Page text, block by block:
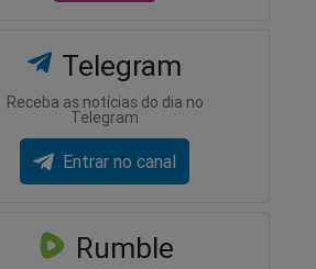
Telegram
Receba as notícias do dia no
Telegram
Entrar no canal
Rumble